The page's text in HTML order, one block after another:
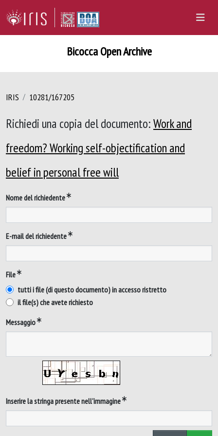
Bicocca Open Archive
IRIS 10281/167205
Richiedi una copia del documento:Work and
freedom? Working self-objectification and
belief in personal free will
Nome del richiedente
E-mail del richiedente
File
tutti i file (di questo documento) in accesso ristretto
il file(s) che avete richiesto
Messaggio
Inserire la stringa presente nell'immagine